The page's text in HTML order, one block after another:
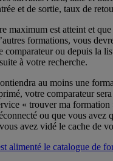
et de sortie, taux de
maximum est atteint et
formations, vous
comparateur ou depuis la
à votre recherche.
au moins une
votre comparateur
« trouver ma formation
ou que vous avez
avez vidé le cache de
alimenté le catalogue de